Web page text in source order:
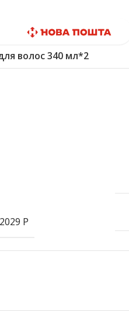
волос 340 мл*2
Р